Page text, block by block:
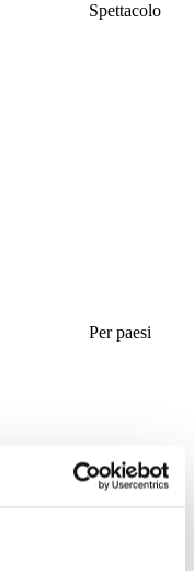
Spettacolo
Per paesi